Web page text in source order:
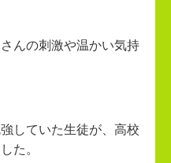
んの刺激や温かい気持
していた生徒が、高校
た。